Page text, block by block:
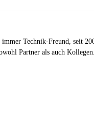
Technik-Freund, seit
Partner als auch Kollegen.